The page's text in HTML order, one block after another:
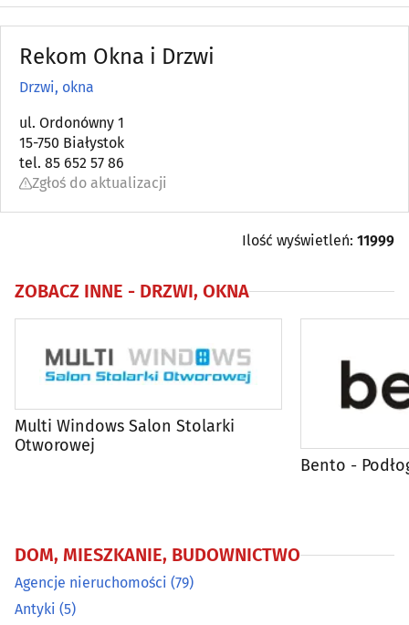
Agencje nieruchomości(79)
Antyki (5)
Architektura, architektura wnętrz
Biura projektów(84)
Blacharstwo i dekarstwo(17)
Budowlane maszyny, narzędzia, sprzęt
Budowlane przedsiębiorstwa
Chłodnictwo (20)
Rekom Okna i Drzwi
Drzwi, okna
ul. Ordonówny 1
15-750 Białystok
tel. 85 652 57 86
Zgłoś do aktualizacji
Ilość wyświetleń: 11999
ZOBACZ INNE - DRZWI, OKNA
Multi Windows Salon Stolarki
Otworowej
Bento -
DOM, MIESZKANIE, BUDOWNICTWO
Agencje nieruchomości (79)
Antyki (5)